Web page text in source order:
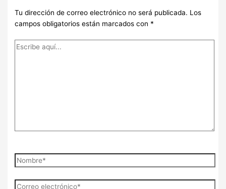
Tu dirección de correo electrónico no será publicada. Los
campos obligatorios están marcados con *
Escribe
Nombre*
Correo